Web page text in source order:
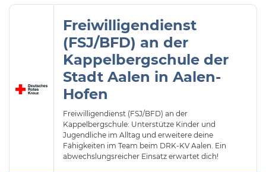
Freiwilligendienst
(FSJ/BFD) an der
Kappelbergschule der
Stadt Aalen in Aalen-
Hofen
Freiwilligendienst (FSJ/BFD) an der
Kappelbergschule: Unterstütze Kinder und
Jugendliche im Alltag und erweitere deine
Fähigkeiten im Team beim DRK-KV Aalen. Ein
abwechslungsreicher Einsatz erwartet dich!